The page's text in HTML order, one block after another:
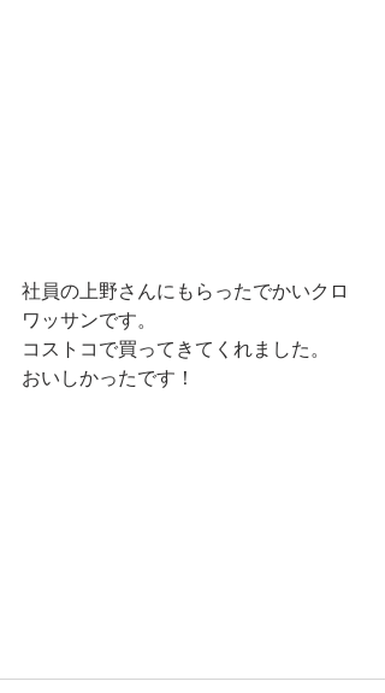
社員の上野さんにもらったでかいクロ
ワッサンです。
コストコで買ってきてくれました。
おいしかったです！